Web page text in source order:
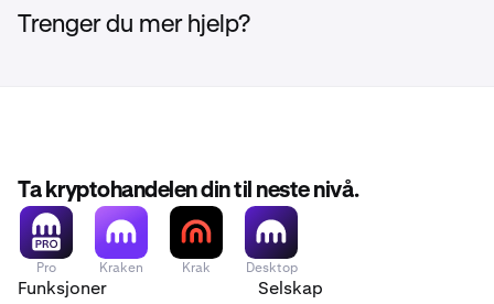
Trenger du mer hjelp?
Ta kryptohandelen din til neste nivå.
Pro Kraken Krak Desktop
Funksjoner Selskap